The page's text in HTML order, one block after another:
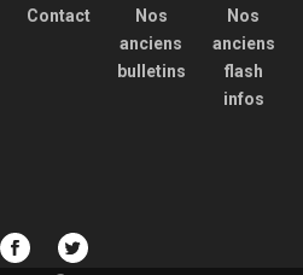
Contact
Nos
anciens
bulletins
Nos
anciens
flash
infos